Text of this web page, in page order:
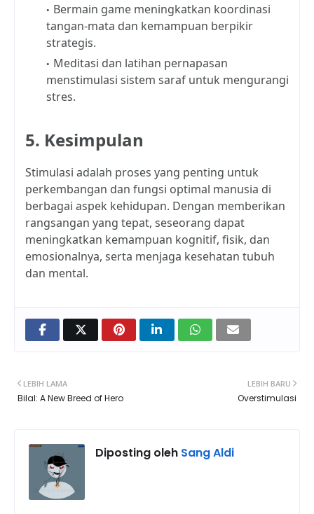
Bermain game meningkatkan koordinasi
tangan-mata dan kemampuan berpikir
strategis.
Meditasi dan latihan pernapasan
menstimulasi sistem saraf untuk mengurangi
stres.
5. Kesimpulan
Stimulasi adalah proses yang penting untuk
perkembangan dan fungsi optimal manusia di
berbagai aspek kehidupan. Dengan memberikan
rangsangan yang tepat, seseorang dapat
meningkatkan kemampuan kognitif, fisik, dan
emosionalnya, serta menjaga kesehatan tubuh
dan mental.
LEBIH BARU
Overstimulasi
LEBIH LAMA
Bilal: A New Breed of Hero
Diposting oleh Sang Aldi